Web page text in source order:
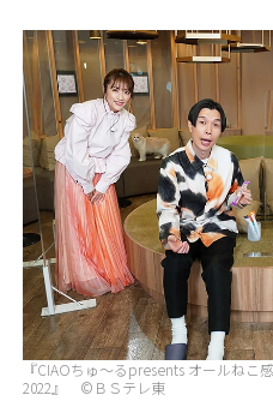
『CIAOちゅ～るpresents オールね
2022』 ©ＢＳテレ東